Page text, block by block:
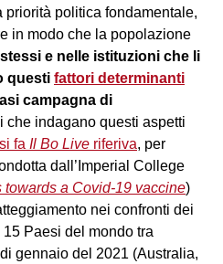
politica fondamentale,
in modo che la popolazione
e nelle istituzioni che li
questi fattori determinanti
campagna di
che indagano questi aspetti
fa Il Bo Live riferiva, per
dall’Imperial College
a Covid-19 vaccine)
nei confronti dei
Paesi del mondo tra
gennaio del 2021 (Australia,